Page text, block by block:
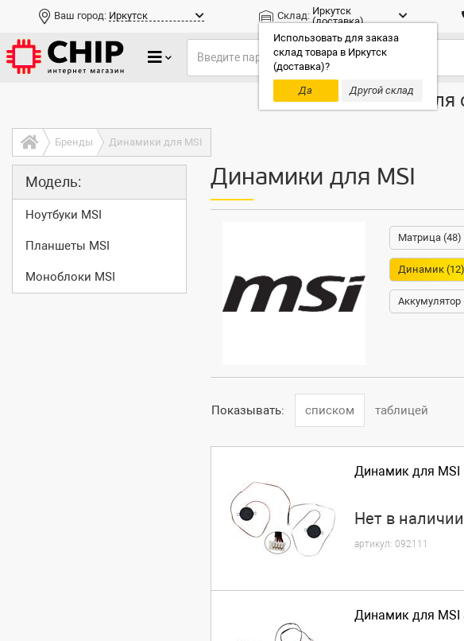
Ваш город: Иркутск Склад: Иркутск
(доставка)
Использовать для заказа
склад товара в Иркутск
(доставка)?
Да
Другой склад
Только доставка,
Бренды Динамики для MSI
Модель:
Ноутбуки MSI
Планшеты MSI
Моноблоки MSI
Динамики для MSI
Матрица (48)
Динамик (12)
Аккумулятор
Показывать: списком таблицей
Динамик для MSI
Нет в наличии
артикул: 092111
Динамик для MSI